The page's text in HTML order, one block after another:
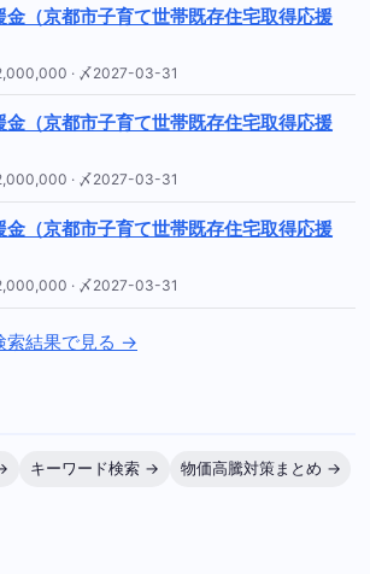
（京都市子育て世帯既存住宅取得応援
· 〆2027-03-31
（京都市子育て世帯既存住宅取得応援
· 〆2027-03-31
（京都市子育て世帯既存住宅取得応援
· 〆2027-03-31
索結果で見る →
キーワード検索 → 物価高騰対策まとめ →